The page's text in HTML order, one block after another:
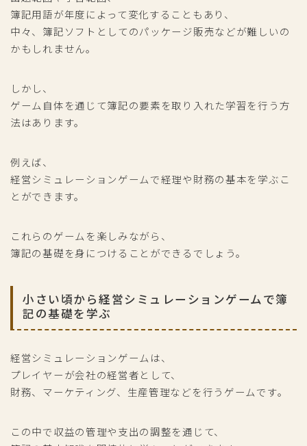
簿記用語が年度によって変化することもあり、
中々、簿記ソフトとしてのパッケージ販売などが難しいの
かもしれません。
しかし、
ゲーム自体を通じて簿記の要素を取り入れた学習を行う方
法はあります。
例えば、
経営シミュレーションゲームで経理や財務の基本を学ぶこ
とができます。
これらのゲームを楽しみながら、
簿記の基礎を身につけることができるでしょう。
小さい頃から経営シミュレーションゲームで簿
記の基礎を学ぶ
経営シミュレーションゲームは、
プレイヤーが会社の経営者として、
財務、マーケティング、生産管理などを行うゲームです。
この中で収益の管理や支出の調整を通じて、